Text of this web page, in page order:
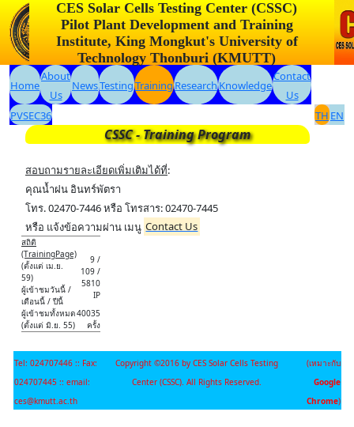
CES Solar Cells Testing Center (CSSC)
Pilot Plant Development and Training
Institute, King Mongkut's University of
Technology Thonburi (KMUTT)
Home
About
Us
NewsTestingTraining Research Knowledge
Contact
Us
PVSEC36
TH EN
CSSC - Training Program
สอบถามรายละเอียดเพิ่มเติมได้ที่:
คุณน้ำฝน อินทร์พัตรา
โทร. 02470-7446 หรือ โทรสาร: 02470-7445
หรือ แจ้งข้อความผ่าน เมนู Contact Us
สถิติ
(TrainingPage)
(ตั้งแต่ เม.ย.
59)
ผู้เข้าชมวันนี้ /
เดือนนี้ / ปีนี้
9 /
109 /
5810
IP
ผู้เข้าชมทั้งหมด
(ตั้งแต่ มิ.ย. 55)
40035
ครั้ง
Tel: 024707446 :: Fax:
024707445 :: email:
ces@kmutt.ac.th
Copyright ©2016 by CES Solar Cells Testing
Center (CSSC). All Rights Reserved.
(เหมาะกับ
Google
Chrome)